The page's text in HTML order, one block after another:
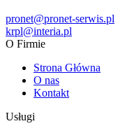
pronet@pronet-serwis.pl
krpl@interia.pl
O Firmie
Strona Główna
O nas
Kontakt
Usługi